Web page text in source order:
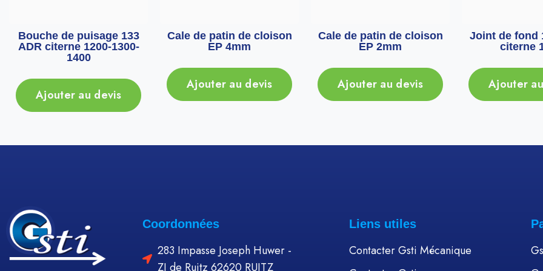
Bouche de puisage 133
ADR citerne 1200-1300-
1400
Ajouter au devis
Cale de patin de cloison
EP 4mm
Ajouter au devis
Cale de patin de cloison
EP 2mm
Ajouter au devis
Joint de fond
citerne
Ajouter
Coordonnées
283 Impasse Joseph Huwer -
ZI de Ruitz 62620 RUITZ
Liens utiles
Contacter Gsti Mécanique